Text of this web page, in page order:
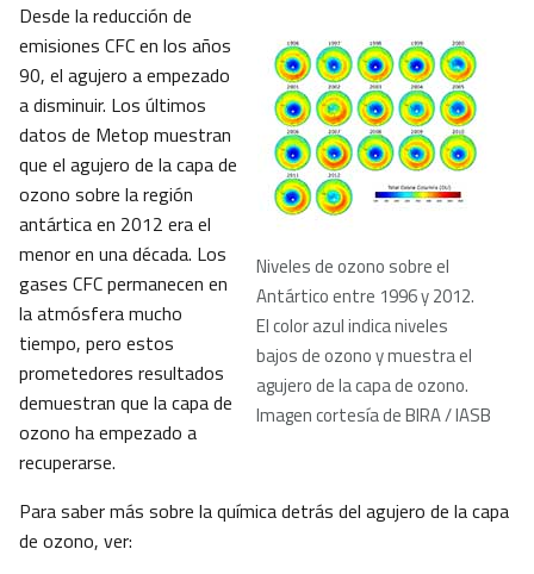
Niveles de ozono sobre el
Antártico entre 1996 y 2012.
El color azul indica niveles
bajos de ozono y muestra el
agujero de la capa de ozono.
Imagen cortesía de BIRA / IASB
Desde la reducción de
emisiones CFC en los años
90, el agujero a empezado
a disminuir. Los últimos
datos de Metop muestran
que el agujero de la capa de
ozono sobre la región
antártica en 2012 era el
menor en una década. Los
gases CFC permanecen en
la atmósfera mucho
tiempo, pero estos
prometedores resultados
demuestran que la capa de
ozono ha empezado a
recuperarse.
Para saber más sobre la química detrás del agujero de la capa
de ozono, ver: